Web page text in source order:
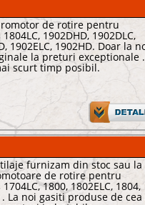
de rotire pentru
1902DHD, 1902DLC,
1902ELC, 1902HD. Doar la
la preturi exceptionale .
scurt timp posibil.
furnizam din stoc sau la
de rotire pentru
1800, 1802ELC, 1804,
. La noi gasiti produse de